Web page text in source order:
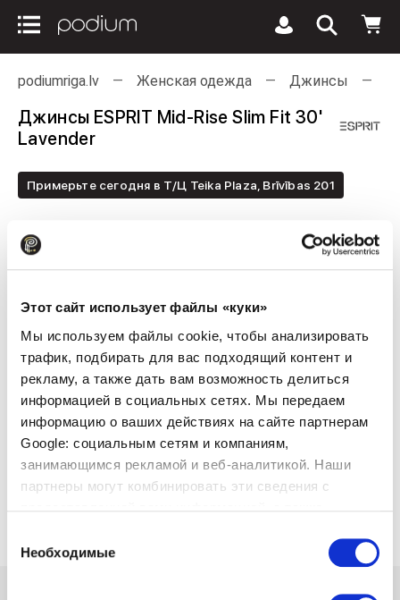
Этот сайт использует файлы «куки»
Мы используем файлы cookie, чтобы анализировать
трафик, подбирать для вас подходящий контент и
рекламу, а также дать вам возможность делиться
информацией в социальных сетях. Мы передаем
информацию о ваших действиях на сайте партнерам
Google: социальным сетям и компаниям,
занимающимся рекламой и веб-аналитикой. Наши
партнеры могут комбинировать эти сведения с
вами их сервисов.
согласия
Необходимые
podiumriga.lv Женская одежда Джинсы
Джинсы ESPRIT Mid-Rise Slim Fit 30'
Lavender
Примерьте сегодня в Т/Ц Teika Plaza, Brīvības 201